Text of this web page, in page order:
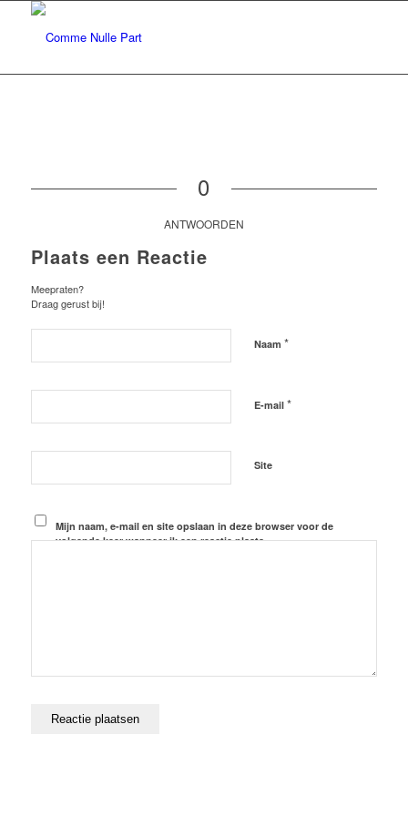
0
ANTWOORDEN
Plaats een Reactie
Meepraten?
Draag gerust bij!
Naam *
E-mail *
Site
Mijn naam, e-mail en site opslaan in deze browser voor de
volgende keer wanneer ik een reactie plaats.